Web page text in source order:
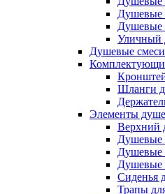
Душевые
Душевые
Уличный
Душевые
Шланги
Элементы
Верхний
Душевые
Душевые
Душевые
Сиденья
Трапы